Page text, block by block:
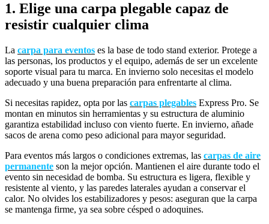
1. Elige una carpa plegable capaz de
resistir cualquier clima
La carpa para eventos es la base de todo stand exterior. Protege a
las personas, los productos y el equipo, además de ser un excelente
soporte visual para tu marca. En invierno solo necesitas el modelo
adecuado y una buena preparación para enfrentarte al clima.
Si necesitas rapidez, opta por las carpas plegables Express Pro. Se
montan en minutos sin herramientas y su estructura de aluminio
garantiza estabilidad incluso con viento fuerte. En invierno, añade
sacos de arena como peso adicional para mayor seguridad.
Para eventos más largos o condiciones extremas, las carpas de aire
permanente son la mejor opción. Mantienen el aire durante todo el
evento sin necesidad de bomba. Su estructura es ligera, flexible y
resistente al viento, y las paredes laterales ayudan a conservar el
calor. No olvides los estabilizadores y pesos: aseguran que la carpa
se mantenga firme, ya sea sobre césped o adoquines.